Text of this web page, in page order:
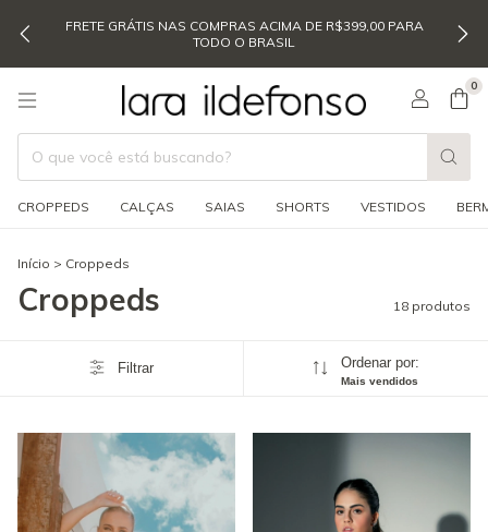
FRETE GRÁTIS NAS COMPRAS ACIMA DE R$399,00 PARA
TODO O BRASIL
0
CROPPEDS CALÇAS SAIAS SHORTS VESTIDOS
Início > Croppeds
Croppeds 18 produtos
Filtrar Ordenar por:
Mais vendidos